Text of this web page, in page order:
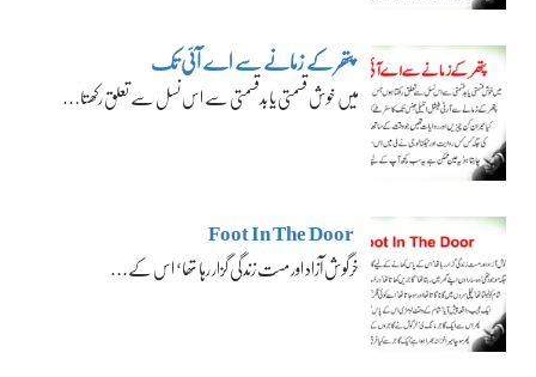
پتھر کے زمانے سے اے آئی تک
میں خوش قسمتی یا بدقسمتی سے اس نسل سے تعلق رکھتا…
Foot In The Door
خرگوش آزاد اور مست زندگی گزار رہا تھا‘ اس کے…